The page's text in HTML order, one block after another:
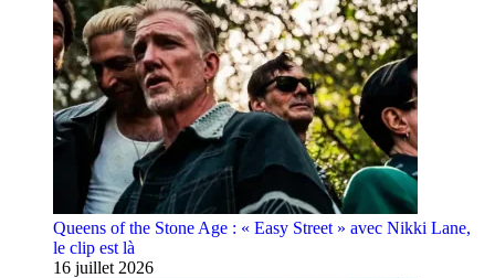
Queens of the Stone Age : « Easy Street » avec Nikki Lane,
le clip est là
16 juillet 2026